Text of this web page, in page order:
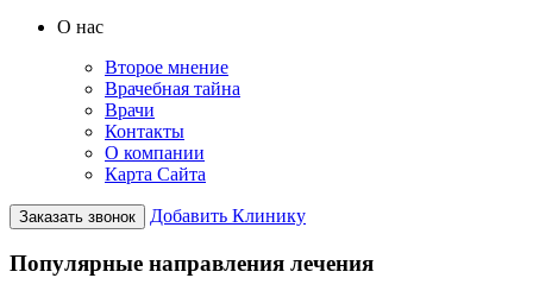
О нас
Второе мнение
Врачебная тайна
Врачи
Контакты
О компании
Карта Сайта
Заказать звонок Добавить Клинику
Популярные направления лечения